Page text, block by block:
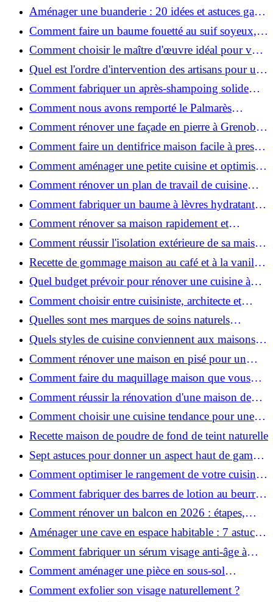
2026 ?
Aménager une buanderie : 20 idées et astuces gain
de place pour un espace fonctionnel et stylé
Comment faire un baume fouetté au suif soyeux,
fait maison ?
Comment choisir le maître d'œuvre idéal pour vos
travaux de rénovation ?
Quel est l'ordre d'intervention des artisans pour une
rénovation ?
Comment fabriquer un après-shampoing solide
naturel pour cheveux ?
Comment nous avons remporté le Palmarès
(Ré)HABITER 2025 : les coulisses du projet primé
?
Comment rénover une façade en pierre à Grenoble
: techniques, coûts et conseils
Comment faire un dentifrice maison facile à presser
?
Comment aménager une petite cuisine et optimiser
chaque centimètre carré ?
Comment rénover un plan de travail de cuisine
facilement : guide étape par étape
Comment fabriquer un baume à lèvres hydratant et
naturel au suif ?
Comment rénover sa maison rapidement et
efficacement ?
Comment réussir l'isolation extérieure de sa maison
pour une rénovation performante et durable ?
Recette de gommage maison au café et à la vanille
pour une peau douce
Quel budget prévoir pour rénover une cuisine à
Voiron en 2026 : coûts et aides locales ?
Comment choisir entre cuisiniste, architecte et
contractant général à Voiron ?
Quelles sont mes marques de soins naturels
préférées ?
Quels styles de cuisine conviennent aux maisons et
appartements du Voironnais ?
Comment rénover une maison en pisé pour un
habitat sain et performant ?
Comment faire du maquillage maison que vous
utiliserez vraiment ?
Comment réussir la rénovation d'une maison de
ville en 2026 ?
Comment choisir une cuisine tendance pour une
rénovation en 2026 ?
Recette maison de poudre de fond de teint naturelle
Sept astuces pour donner un aspect haut de gamme
à votre cuisine
Comment optimiser le rangement de votre cuisine
et gagner de la place ?
Comment fabriquer des barres de lotion au beurre
de karité ?
Comment rénover un balcon en 2026 : étapes,
budget et matériaux ?
Aménager une cave en espace habitable : 7 astuces
essentielles
Comment fabriquer un sérum visage anti-âge à
l'huile de rose musquée ?
Comment aménager une pièce en sous-sol
efficacement ?
Comment exfolier son visage naturellement ?